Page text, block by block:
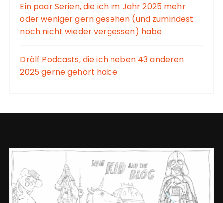
Ein paar Serien, die ich im Jahr 2025 mehr
oder weniger gern gesehen (und zumindest
noch nicht wieder vergessen) habe
Drölf Podcasts, die ich neben 43 anderen
2025 gerne gehört habe